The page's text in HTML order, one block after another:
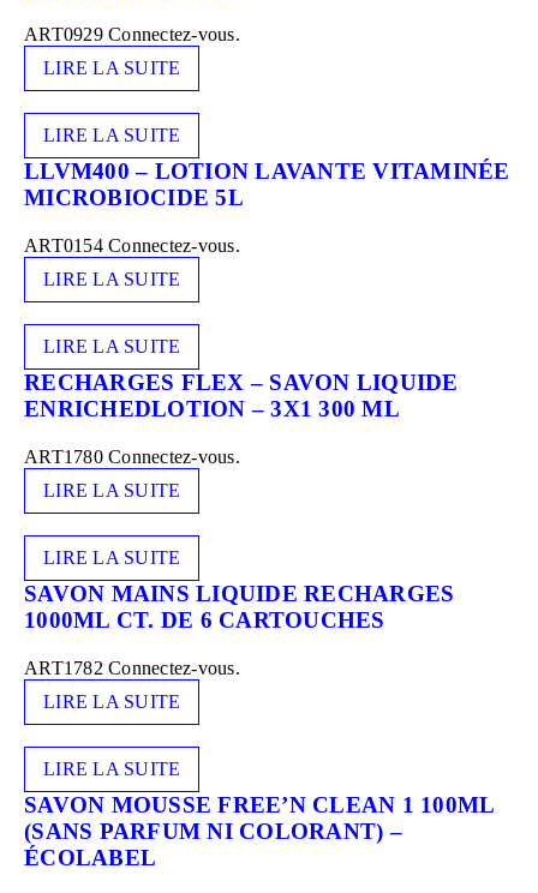
ART0929 Connectez-vous.
LIRE LA SUITE
LIRE LA SUITE
LLVM400 – LOTION LAVANTE VITAMINÉE
MICROBIOCIDE 5L
ART0154 Connectez-vous.
LIRE LA SUITE
LIRE LA SUITE
RECHARGES FLEX – SAVON LIQUIDE
ENRICHEDLOTION – 3X1 300 ML
ART1780 Connectez-vous.
LIRE LA SUITE
LIRE LA SUITE
SAVON MAINS LIQUIDE RECHARGES
1000ML CT. DE 6 CARTOUCHES
ART1782 Connectez-vous.
LIRE LA SUITE
LIRE LA SUITE
SAVON MOUSSE FREE’N CLEAN 1 100ML
(SANS PARFUM NI COLORANT) –
ÉCOLABEL